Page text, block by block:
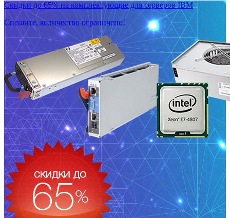
Скидки до 65% на комплектующие для серверов IBM
Спешите, количество ограничено!